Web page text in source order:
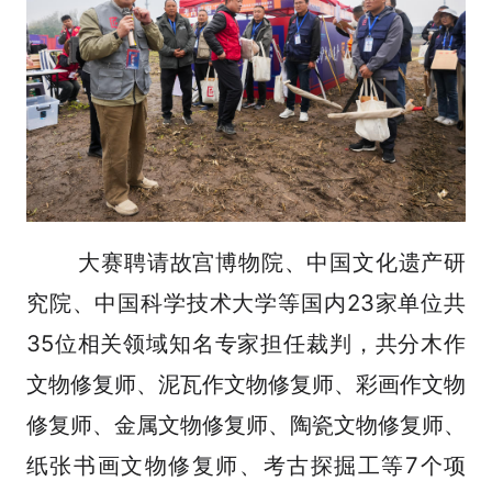
大赛聘请故宫博物院、中国文化遗产研
究院、中国科学技术大学等国内23家单位共
35位相关领域知名专家担任裁判，共分木作
文物修复师、泥瓦作文物修复师、彩画作文物
修复师、金属文物修复师、陶瓷文物修复师、
纸张书画文物修复师、考古探掘工等7个项